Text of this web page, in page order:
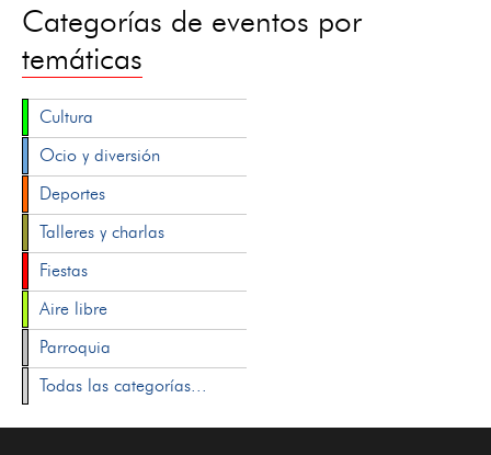
Categorías de eventos por
temáticas
Cultura
Ocio y diversión
Deportes
Talleres y charlas
Fiestas
Aire libre
Parroquia
Todas las categorías...